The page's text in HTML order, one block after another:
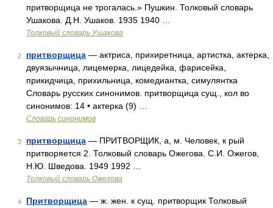
притворщица не трогалась.» Пушкин. Толковый словарь
Ушакова. Д.Н. Ушаков. 1935 1940 …
Толковый словарь Ушакова
2 притворщица — актриса, прихиретница, артистка, актерка,
двуязычница, лицемерка, лицедейка, фарисейка,
прикидчица, прихильница, комедиантка, симулянтка
Словарь русских синонимов. притворщица сущ., кол во
синонимов: 14 • актерка (9) …
Словарь синонимов
3 притворщица — ПРИТВОРЩИК, а, м. Человек, к рый
притворяется 2. Толковый словарь Ожегова. С.И. Ожегов,
Н.Ю. Шведова. 1949 1992 …
Толковый словарь Ожегова
4 Притворщица — ж. жен. к сущ. притворщик Толковый